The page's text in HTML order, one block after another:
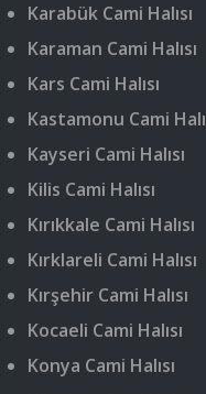
Karabük Cami Halısı
Karaman Cami Halısı
Kars Cami Halısı
Kastamonu Cami
Kayseri Cami Halısı
Kilis Cami Halısı
Kırıkkale Cami Halısı
Kırklareli Cami Halısı
Kırşehir Cami Halısı
Kocaeli Cami Halısı
Konya Cami Halısı